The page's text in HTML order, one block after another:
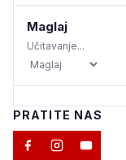
Maglaj
Učitavanje...
PRATITE NAS